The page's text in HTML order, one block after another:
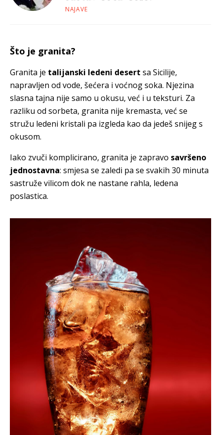
NAJAVE
Što je granita?
Granita je talijanski ledeni desert sa Sicilije,
napravljen od vode, šećera i voćnog soka. Njezina
slasna tajna nije samo u okusu, već i u teksturi. Za
razliku od sorbeta, granita nije kremasta, već se
stružu ledeni kristali pa izgleda kao da jedeš snijeg s
okusom.
Iako zvuči komplicirano, granita je zapravo savršeno
jednostavna: smjesa se zaledi pa se svakih 30 minuta
sastruže vilicom dok ne nastane rahla, ledena
poslastica.